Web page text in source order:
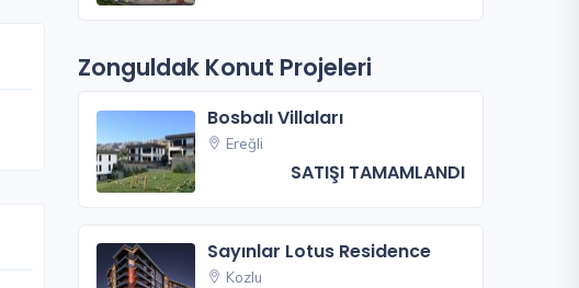
Zonguldak Konut Projeleri
Bosbalı Villaları
Ereğli
SATIŞI TAMAMLANDI
Sayınlar Lotus Residence
Kozlu